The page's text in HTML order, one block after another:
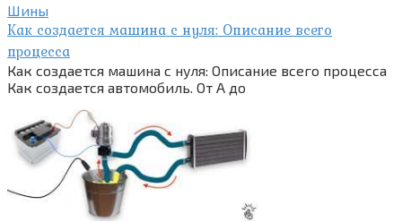
Шины
Как создается машина с нуля: Описание всего
процесса
Как создается машина с нуля: Описание всего процесса
Как создается автомобиль. От А до